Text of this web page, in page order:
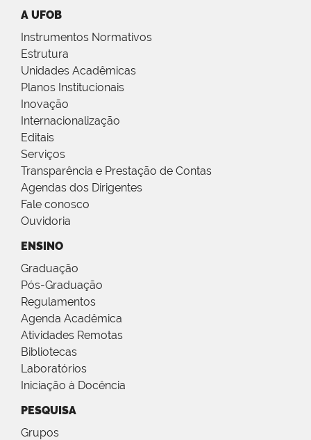
A UFOB
Instrumentos Normativos
Estrutura
Unidades Acadêmicas
Planos Institucionais
Inovação
Internacionalização
Editais
Serviços
Transparência e Prestação de Contas
Agendas dos Dirigentes
Fale conosco
Ouvidoria
ENSINO
Graduação
Pós-Graduação
Regulamentos
Agenda Acadêmica
Atividades Remotas
Bibliotecas
Laboratórios
Iniciação à Docência
PESQUISA
Grupos